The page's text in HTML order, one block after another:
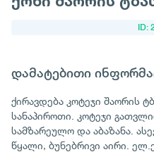
ID:
დამატებითი
ქირავდება კოტეჯი შაორის
სანაპიროთი. კოტეჯი
სამზარეულო და აბაზანა.
წყალი, ბუნებრივი აირი.